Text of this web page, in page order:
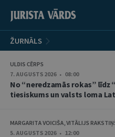
ŽURNĀLS
ULDIS CĒRPS
7. AUGUSTS 2026 • 08:00
No “neredzamās rokas” līdz
tiesiskums un valsts loma
MARGARITA VOICIŠA, VITĀLIJS
5. AUGUSTS 2026 • 12:00